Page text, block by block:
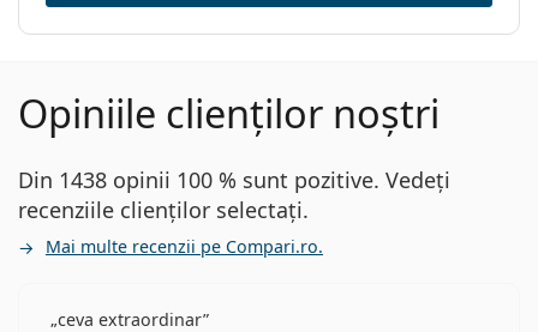
Opiniile clienților noștri
Din 1438 opinii 100 % sunt pozitive. Vedeți
recenziile clienților selectați.
Mai multe recenzii pe Compari.ro.
ceva extraordinar